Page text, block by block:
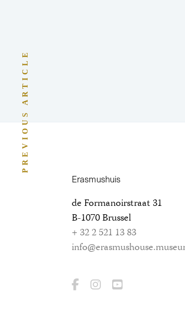
PREVIOUS ARTICLE
Erasmushuis
de Formanoirstraat 31
B-1070 Brussel
+ 32 2 521 13 83